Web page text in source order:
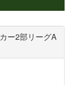
ー2部リーグA